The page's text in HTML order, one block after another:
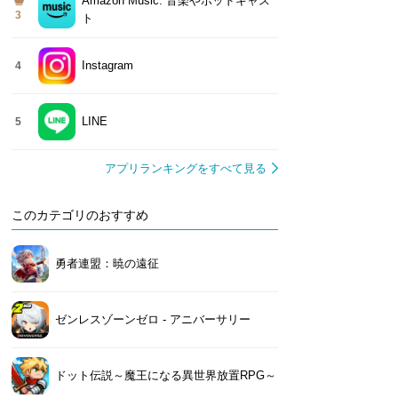
3
ト
4 Instagram
5 LINE
アプリランキングをすべて見る
このカテゴリのおすすめ
勇者連盟：暁の遠征
ゼンレスゾーンゼロ - アニバーサリー
ドット伝説～魔王になる異世界放置RPG～